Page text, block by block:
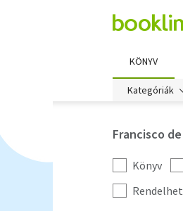
KÖNYV
Kategóriák
Francisco
Kategória
szűrés
Könyv
További
szűrők